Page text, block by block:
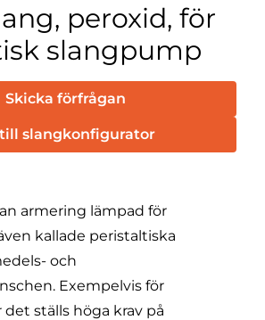
peroxid, för
slangpump
Skicka förfrågan
till slangkonfigurator
armering lämpad för
kallade peristaltiska
och
Exempelvis för
det ställs höga krav på